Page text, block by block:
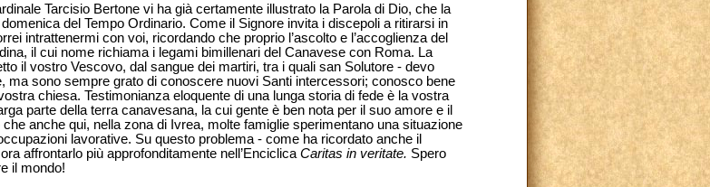
Tarcisio Bertone vi ha già certamente illustrato la Parola di Dio, che la
del Tempo Ordinario. Come il Signore invita i discepoli a ritirarsi in
intrattenermi con voi, ricordando che proprio l’ascolto e l’accoglienza del
il cui nome richiama i legami bimillenari del Canavese con Roma. La
il vostro Vescovo, dal sangue dei martiri, tra i quali san Solutore - devo
sono sempre grato di conoscere nuovi Santi intercessori; conosco bene
chiesa. Testimonianza eloquente di una lunga storia di fede è la vostra
parte della terra canavesana, la cui gente è ben nota per il suo amore e il
anche qui, nella zona di Ivrea, molte famiglie sperimentano una situazione
lavorative. Su questo problema - come ha ricordato anche il
affrontarlo più approfonditamente nell’Enciclica Caritas in veritate. Spero
il mondo!